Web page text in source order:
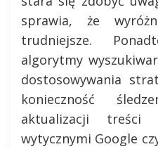
sprawia, że
trudniejsze.
algorytmy
dostosowywania
konieczność
aktualizacji treści
wytycznymi Google